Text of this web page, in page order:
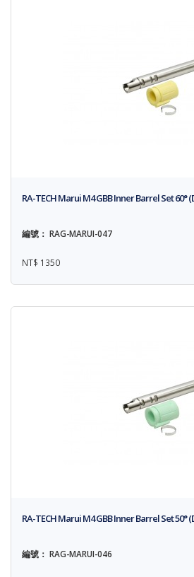
RA-TECH Marui M4 GBB Inner Barrel Set 60°
編號： RAG-MARUI-047
NT$ 1350
RA-TECH Marui M4 GBB Inner Barrel Set 50°
編號： RAG-MARUI-046